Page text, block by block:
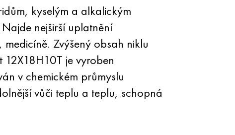
kyselým a alkalickým
nejširší uplatnění
Zvýšený obsah niklu
je vyroben
v chemickém průmyslu
vůči teplu a teplu, schopná